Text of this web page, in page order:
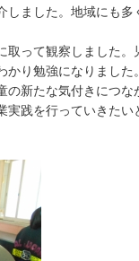
ました。地域にも
って観察しました
り勉強になりました
新たな気付きにつ
践を行っていきたい